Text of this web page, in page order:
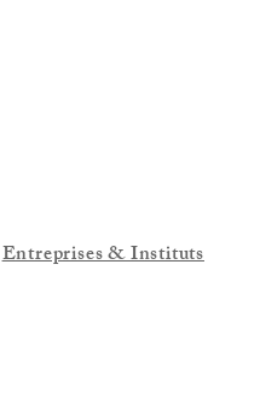
Entreprises & Instituts